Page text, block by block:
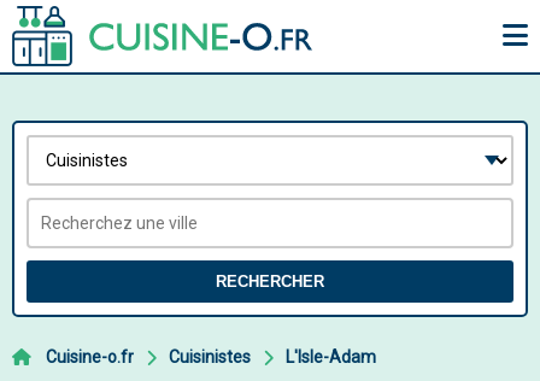
RECHERCHER
Cuisine-o.fr Cuisinistes L'Isle-Adam